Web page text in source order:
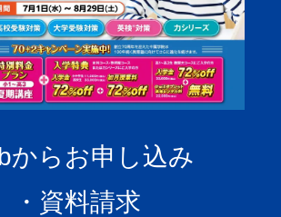
からお申し込み
・資料請求